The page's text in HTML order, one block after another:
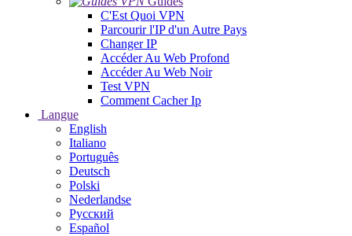
C'Est Quoi VPN
Parcourir l'IP d'un Autre Pays
Changer IP
Accéder Au Web Profond
Accéder Au Web Noir
Test VPN
Comment Cacher Ip
Langue
English
Italiano
Português
Deutsch
Polski
Nederlandse
Русский
Español